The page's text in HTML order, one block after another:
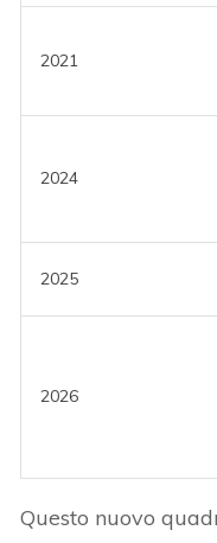
2021
2024
2025
2026
Questo nuovo